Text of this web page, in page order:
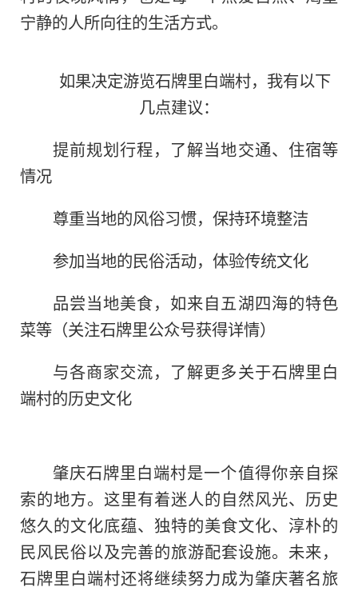
宁静的人所向往的生活方式。
如果决定游览石牌里白端村，我有以下
几点建议：
提前规划行程，了解当地交通、住宿等
情况
尊重当地的风俗习惯，保持环境整洁
参加当地的民俗活动，体验传统文化
品尝当地美食，如来自五湖四海的特色
菜等（关注石牌里公众号获得详情）
与各商家交流，了解更多关于石牌里白
端村的历史文化
肇庆石牌里白端村是一个值得你亲自探
索的地方。这里有着迷人的自然风光、历史
悠久的文化底蕴、独特的美食文化、淳朴的
民风民俗以及完善的旅游配套设施。未来，
石牌里白端村还将继续努力成为肇庆著名旅